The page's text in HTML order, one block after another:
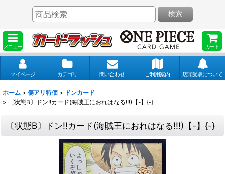
メニュー カート
検索
マイページ カテゴリ 問い合わせ ご利用案内 店頭受取について
ホーム > 傷アリ特価 > ドンカード
>
〔状態B〕ドン!!カード(海賊王におれはなる!!!)【-】{-}
〔状態B〕ドン!!カード(海賊王におれはなる!!!)【-】{-}